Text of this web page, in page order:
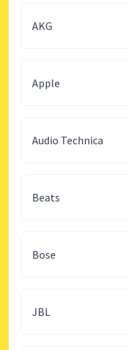
AKG
Apple
Audio Technica
Beats
Bose
JBL